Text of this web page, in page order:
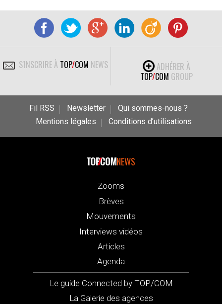
S'INSCRIRE À TOP/COM NEWS
ADHÉRER À
TOP/COM GROUP
Fil RSS Newsletter
Qui sommes-nous ?
Mentions légales
Conditions d’utilisations
NEWS
Zooms
Brèves
Mouvements
Interviews vidéos
Articles
Agenda
Le guide Connected by TOP/COM
La Galerie des agences